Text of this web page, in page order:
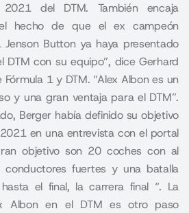
del DTM. También encaja
hecho de que el ex campeón
Jenson Button ya haya presentado
DTM con su equipo”, dice Gerhard
1 y DTM. “Alex Albon es un
y una gran ventaja para el DTM”.
Berger había definido su objetivo
en una entrevista con el portal
objetivo son 20 coches con al
conductores fuertes y una batalla
el final, la carrera final “. La
Albon en el DTM es otro paso